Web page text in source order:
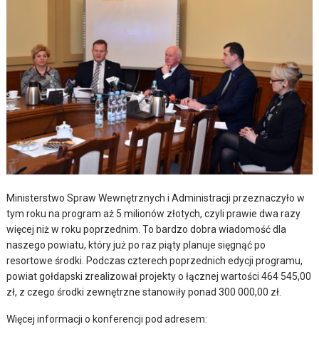
Ministerstwo Spraw Wewnętrznych i Administracji przeznaczyło w
tym roku na program aż 5 milionów złotych, czyli prawie dwa razy
więcej niż w roku poprzednim. To bardzo dobra wiadomość dla
naszego powiatu, który już po raz piąty planuje sięgnąć po
resortowe środki. Podczas czterech poprzednich edycji programu,
powiat gołdapski zrealizował projekty o łącznej wartości 464 545,00
zł, z czego środki zewnętrzne stanowiły ponad 300 000,00 zł.
Więcej informacji o konferencji pod adresem: